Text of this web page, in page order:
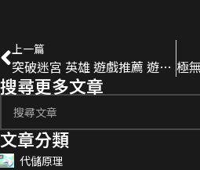
上一篇
突破迷宮 英雄 遊戲推薦 遊戲 代儲
搜尋更多文章
文章分類
代儲原理